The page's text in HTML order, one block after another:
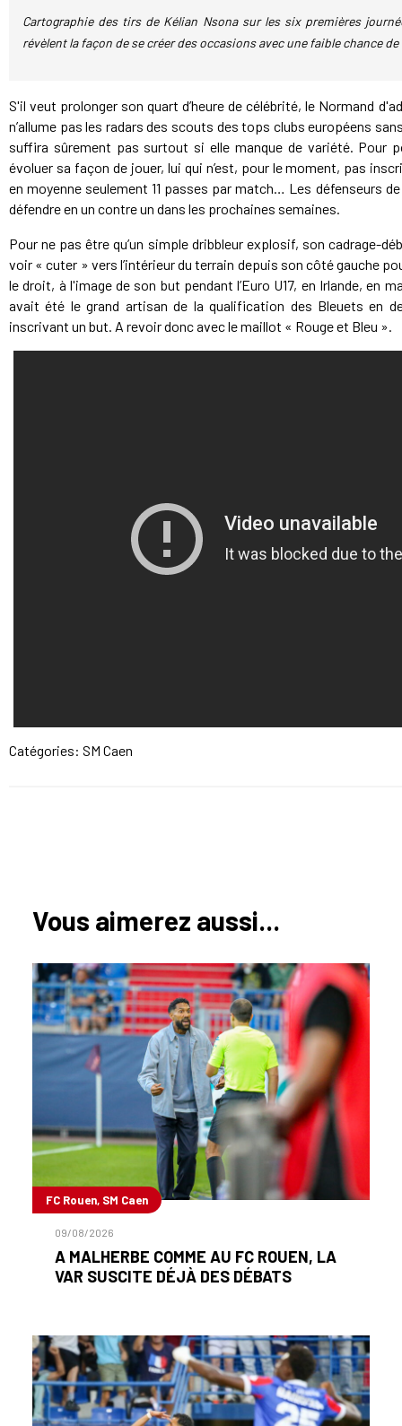
Cartographie des tirs de Kélian Nsona sur les six premières
révèlent la façon de se créer des occasions avec une faible chance
S'il veut prolonger son quart d’heure de célébrité, le Normand
n’allume pas les radars des scouts des tops clubs européens
suffira sûrement pas surtout si elle manque de variété. Pour
évoluer sa façon de jouer, lui qui n’est, pour le moment, pas
en moyenne seulement 11 passes par match… Les défenseurs
défendre en un contre un dans les prochaines semaines.
Pour ne pas être qu’un simple dribbleur explosif, son cadrage-
voir « cuter » vers l’intérieur du terrain depuis son côté gauche
le droit, à l'image de son but pendant l’Euro U17, en Irlande, en
avait été le grand artisan de la qualification des Bleuets en
inscrivant un but. A revoir donc avec le maillot « Rouge et Bleu ».
Catégories: SM Caen
Vous aimerez aussi...
FC Rouen, SM Caen
09/08/2026
A MALHERBE COMME AU FC ROUEN, LA
VAR SUSCITE DÉJÀ DES DÉBATS